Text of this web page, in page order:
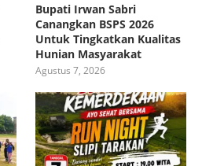
Bupati Irwan Sabri
Canangkan BSPS 2026
Untuk Tingkatkan Kualitas
Hunian Masyarakat
Agustus 7, 2026